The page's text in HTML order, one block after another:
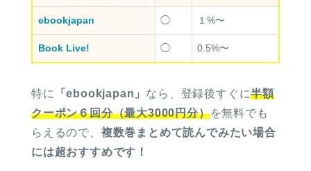
ebookjapan ◯ １%〜
Book Live! ◯ 0.5%〜
特に 「ebookjapan」 なら、登録後すぐに半額
クーポン６回分（最大3000円分）を無料でも
らえるので、 複数巻まとめて読んでみたい場合
には超おすすめです！